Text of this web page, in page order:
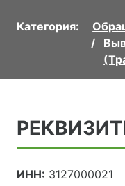
Категория:
ИНН: 3127000021